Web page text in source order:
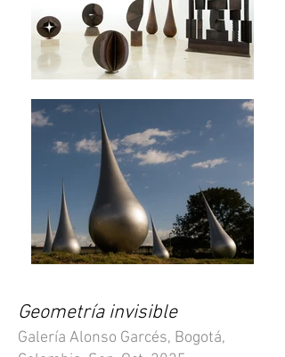
Geometría invisible
Galería Alonso Garcés, Bogotá,